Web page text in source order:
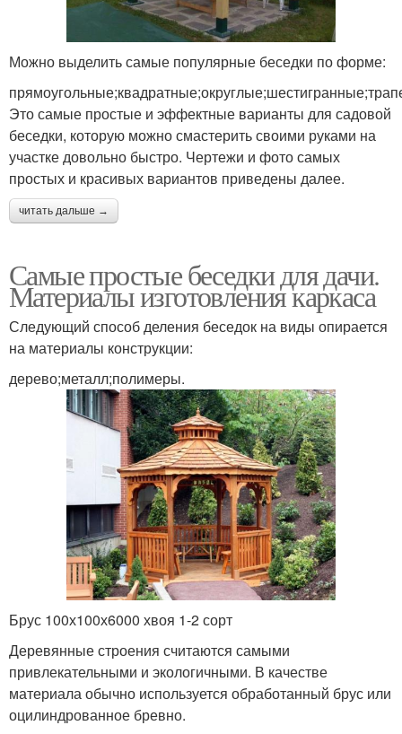
Можно выделить самые популярные беседки по форме:
Это самые простые и эффектные варианты для садовой
беседки, которую можно смастерить своими руками на
участке довольно быстро. Чертежи и фото самых
простых и красивых вариантов приведены далее.
читать дальше →
Самые простые беседки для дачи.
Материалы изготовления каркаса
Следующий способ деления беседок на виды опирается
на материалы конструкции:
дерево;металл;полимеры.
Брус 100х100х6000 хвоя 1-2 сорт
Деревянные строения считаются самыми
привлекательными и экологичными. В качестве
материала обычно используется обработанный брус или
оцилиндрованное бревно.